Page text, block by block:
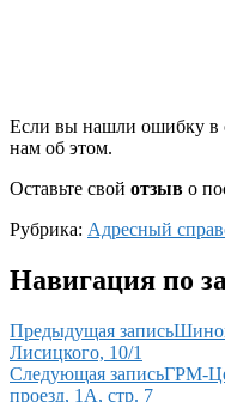
Если вы нашли ошибку в
нам об этом.
Оставьте свой отзыв о
Рубрика: Адресный
Навигация по
Предыдущая запись
Лисицкого, 10/1
Следующая записьГРМ-
проезд, 1А, стр. 7